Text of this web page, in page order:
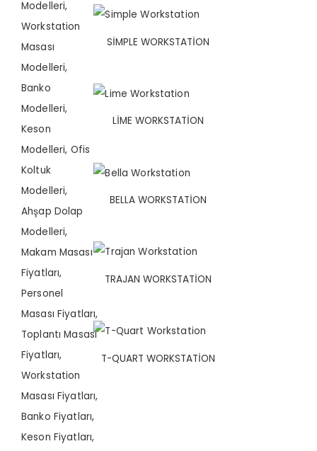
SIMPLE WORKSTATION
LIME WORKSTATION
BELLA WORKSTATION
TRAJAN WORKSTATION
T-QUART WORKSTATION